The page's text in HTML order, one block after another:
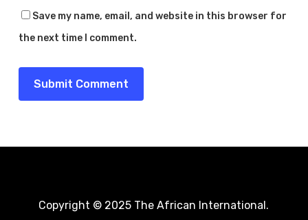
Save my name, email, and website in this browser for
the next time I comment.
Copyright © 2025 The African International.